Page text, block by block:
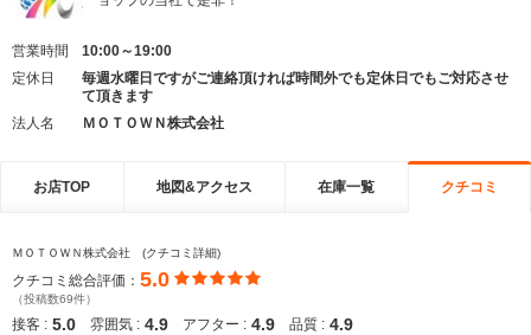
営業時間
10:00～19:00
定休日
毎週水曜日ですがご連絡頂ければ時間外でも定休日でもご対応させ
て頂きます
法人名
ＭＯＴＯＷＮ株式会社
お店TOP 地図&アクセス 在庫一覧 クチコミ
ＭＯＴＯＷＮ株式会社 (クチコミ詳細)
クチコミ総合評価： 5.0
（投稿数69件）
接客 : 5.0 雰囲気 : 4.9 アフター : 4.9 品質 : 4.9